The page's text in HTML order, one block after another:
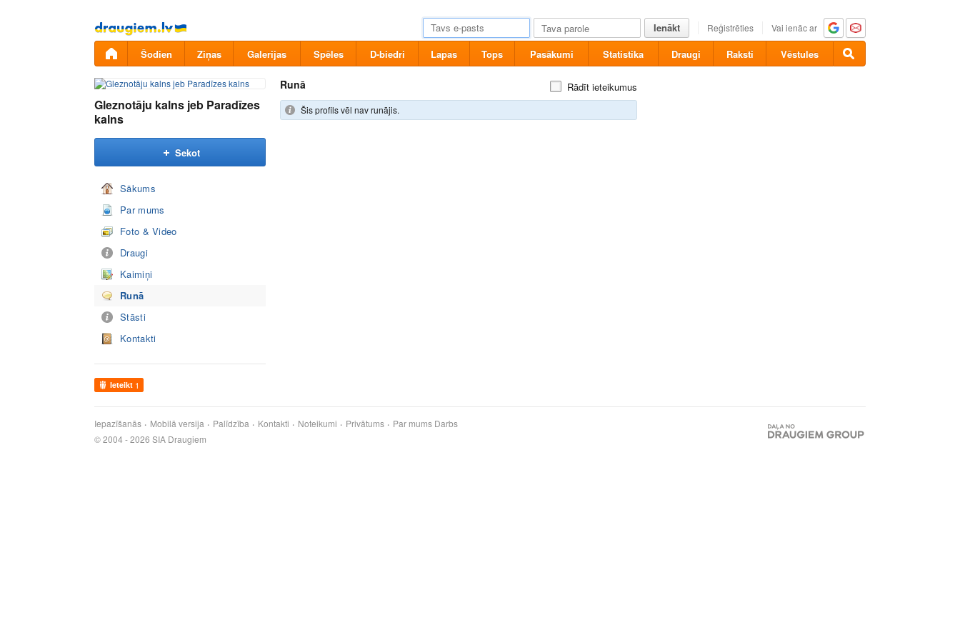
Pāriet
uz
saturu
Ienākt Reģistrēties Vai ienāc ar
Šodien Ziņas Galerijas Spēles D-biedri Lapas Tops Pasākumi Statistika Draugi Raksti Vēstules
Gleznotāju kalns jeb Paradīzes
kalns
Sekot
Sākums
Par mums
Foto & Video
Draugi
Kaimiņi
Runā
Stāsti
Kontakti
Ieteikt 1
Runā Rādīt ieteikumus
Šis profils vēl nav runājis.
Iepazīšanās Mobilā versija Palīdzība Kontakti Noteikumi Privātums Par mums Darbs
© 2004 - 2026 SIA Draugiem